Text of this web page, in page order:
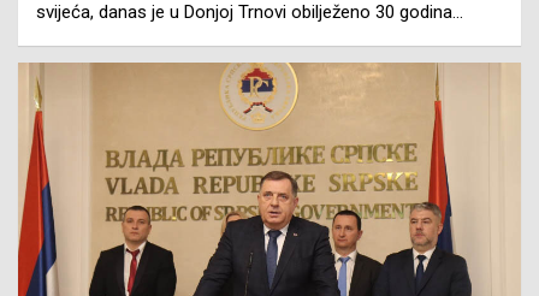
svijeća, danas je u Donjoj Trnovi obilježeno 30 godina…